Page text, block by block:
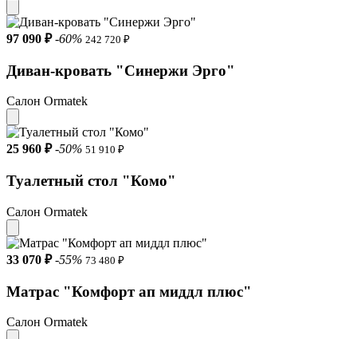
97 090 ₽ -60% 242 720 ₽
Диван-кровать "Синержи Эрго"
Салон Ormatek
25 960 ₽ -50% 51 910 ₽
Туалетный стол "Комо"
Салон Ormatek
33 070 ₽ -55% 73 480 ₽
Матрас "Комфорт ап миддл плюс"
Салон Ormatek